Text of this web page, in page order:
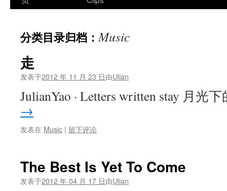
分类目录归档：Music
走
发表于2012 年 11 月 23 日由Ulian
JulianYao · Letters written stay 月光
→
发表在 Music | 留下评论
The Best Is Yet To Come
发表于2012 年 04 月 17 日由Ulian